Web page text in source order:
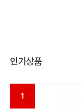
인기상품
1